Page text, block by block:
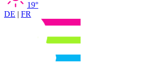
19°
DE | FR